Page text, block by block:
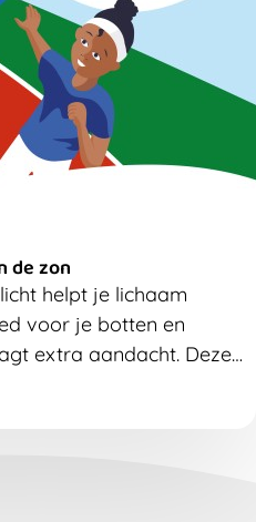
de zon
helpt je lichaam
voor je botten en
extra aandacht. Deze
helpen je